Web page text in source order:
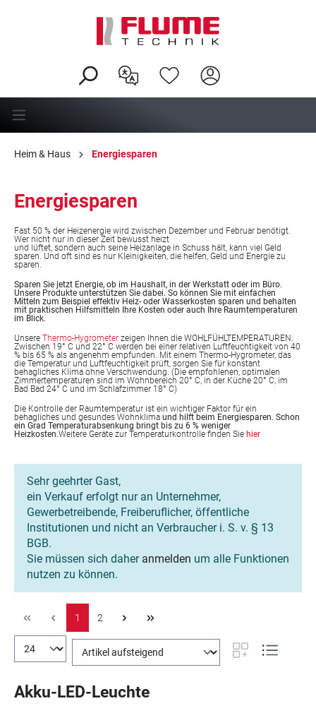
Heim & Haus Energiesparen
Energiesparen
Fast 50 % der Heizenergie wird zwischen Dezember und Februar benötigt.
Wer nicht nur in dieser Zeit bewusst heizt
und lüftet, sondern auch seine Heizanlage in Schuss hält, kann viel Geld
sparen. Und oft sind es nur Kleinigkeiten, die helfen, Geld und Energie zu
sparen.
Sparen Sie jetzt Energie, ob im Haushalt, in der Werkstatt oder im Büro.
Unsere Produkte unterstützen Sie dabei. So können Sie mit einfachen
Mitteln zum Beispiel effektiv Heiz- oder Wasserkosten sparen und behalten
mit praktischen Hilfsmitteln Ihre Kosten oder auch Ihre Raumtemperaturen
im Blick.
Unsere Thermo-Hygrometer zeigen Ihnen die WOHLFÜHLTEMPERATUREN:
Zwischen 19° C und 22° C werden bei einer relativen Luftfeuchtigkeit von 40
% bis 65 % als angenehm empfunden. Mit einem Thermo-Hygrometer, das
die Temperatur und Luftfeuchtigkeit prüft, sorgen Sie für konstant
behagliches Klima ohne Verschwendung. (Die empfohlenen, optimalen
Zimmertemperaturen sind im Wohnbereich 20° C, in der Küche 20° C, im
Bad Bad 24° C und im Schlafzimmer 18° C)
Die Kontrolle der Raumtemperatur ist ein wichtiger Faktor für ein
behagliches und gesundes Wohnklima und hilft beim Energiesparen. Schon
ein Grad Temperaturabsenkung bringt bis zu 6 % weniger
Heizkosten.Weitere Geräte zur Temperaturkontrolle finden Sie hier
Sehr geehrter Gast,
ein Verkauf erfolgt nur an Unternehmer,
Gewerbetreibende, Freiberuflicher, öffentliche
Institutionen und nicht an Verbraucher i. S. v. § 13
BGB.
Sie müssen sich daher anmelden um alle Funktionen
nutzen zu können.
1 2
Akku-LED-Leuchte